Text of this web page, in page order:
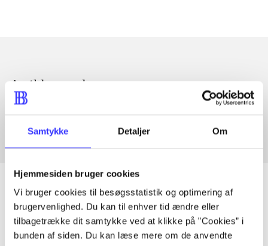
Samtykke Detaljer Om
Hjemmesiden bruger cookies
Vi bruger cookies til besøgsstatistik og optimering af
brugervenlighed. Du kan til enhver tid ændre eller
tilbagetrække dit samtykke ved at klikke på ”Cookies” i
bunden af siden. Du kan læse mere om de anvendte
Artikler med samme emner
Fra
Artikler
Alle registrerede artikler fordelt på udgivelser